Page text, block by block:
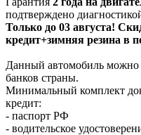
подтверждено
Только до 03 августа!
кредит+зимняя резина в
Данный автомобиль можно
банков страны.
Минимальный комплект
кредит:
- паспорт РФ
- водительское